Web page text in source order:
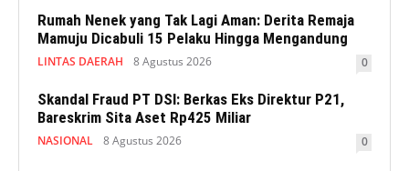
Rumah Nenek yang Tak Lagi Aman: Derita Remaja
Mamuju Dicabuli 15 Pelaku Hingga Mengandung
LINTAS DAERAH 8 Agustus 2026 0
Skandal Fraud PT DSI: Berkas Eks Direktur P21,
Bareskrim Sita Aset Rp425 Miliar
NASIONAL 8 Agustus 2026 0